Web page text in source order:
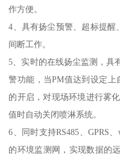
作方便。
4、具有扬尘预警、超标提醒
间断工作。
5、实时的在线扬尘监测，具
警功能，当PM值达到设定
的开启，对现场环境进行雾
值时自动关闭喷淋系统。
6、同时支持RS485、GPRS
的环境监测网，实现数据的